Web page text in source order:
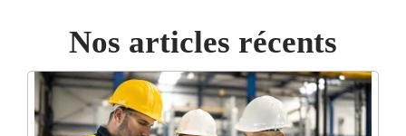
Nos articles récents